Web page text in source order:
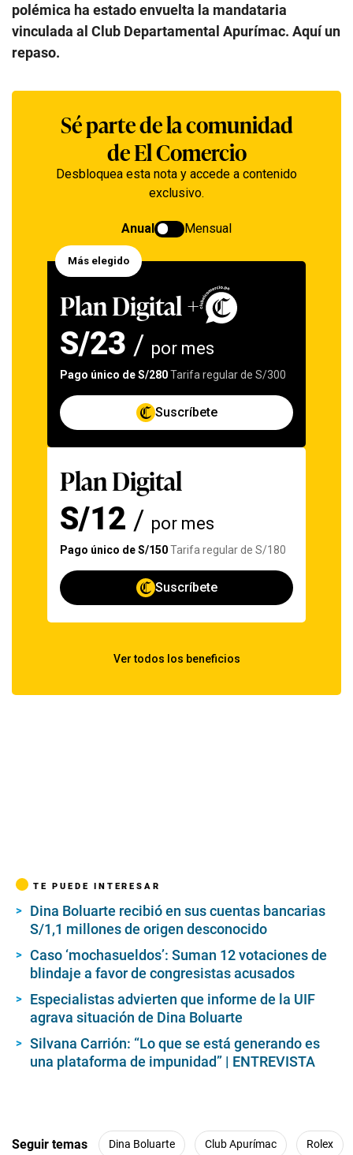
polémica ha estado envuelta la mandataria
vinculada al Club Departamental Apurímac. Aquí un
repaso.
TE PUEDE INTERESAR
Dina Boluarte recibió en sus cuentas bancarias
S/1,1 millones de origen desconocido
Caso ‘mochasueldos’: Suman 12 votaciones de
blindaje a favor de congresistas acusados
Especialistas advierten que informe de la UIF
agrava situación de Dina Boluarte
Silvana Carrión: “Lo que se está generando es
una plataforma de impunidad” | ENTREVISTA
Seguir temas Dina Boluarte Club Apurímac Rolex